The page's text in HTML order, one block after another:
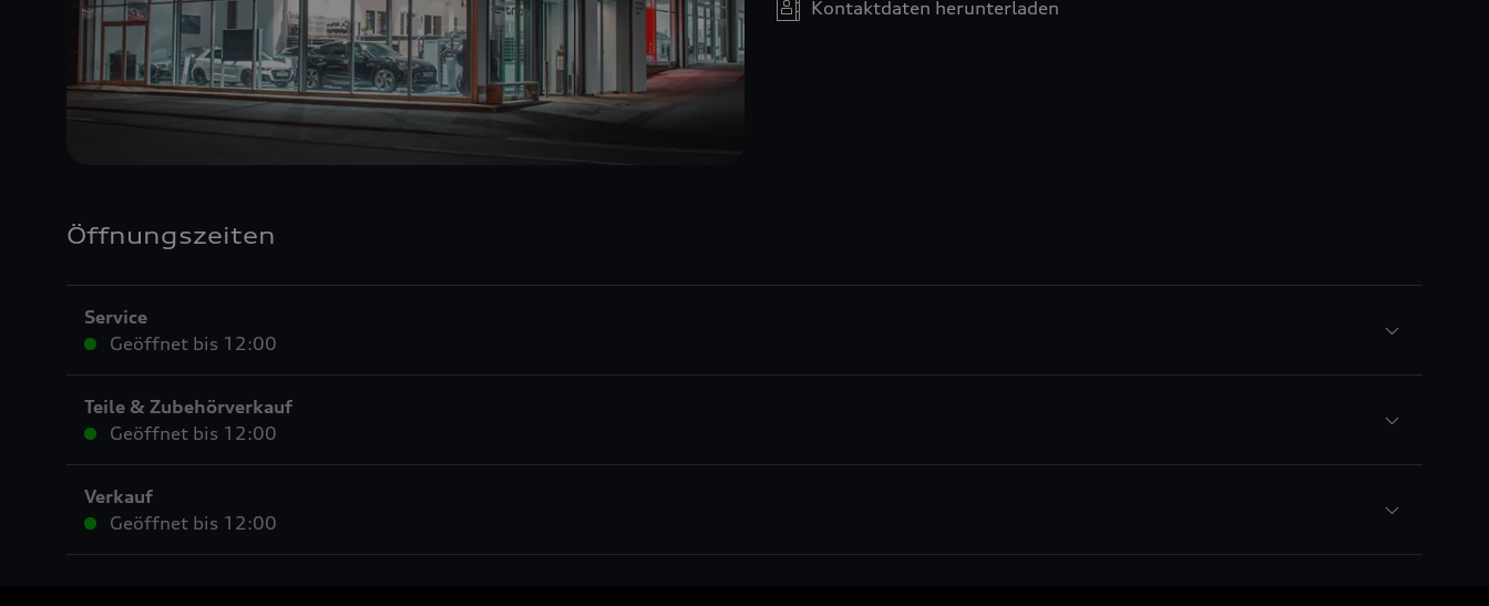
Kontaktdaten herunterladen
Öffnungszeiten
Service
Geöffnet bis 12:00
Teile & Zubehörverkauf
Geöffnet bis 12:00
Verkauf
Geöffnet bis 12:00